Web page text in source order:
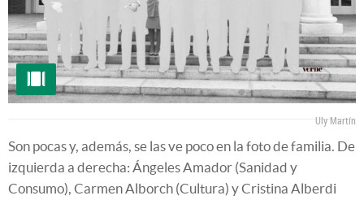
Uly Martín
Son pocas y, además, se las ve poco en la foto de familia. De
izquierda a derecha: Ángeles Amador (Sanidad y
Consumo), Carmen Alborch (Cultura) y Cristina Alberdi